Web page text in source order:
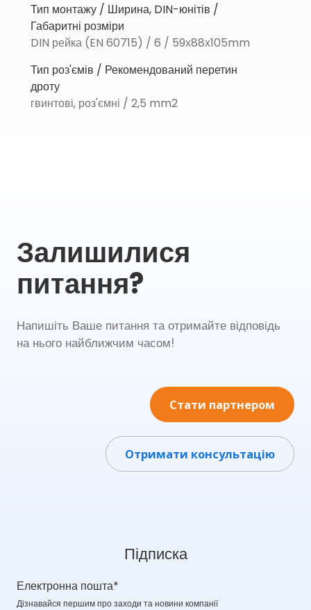
Тип монтажу / Ширина, DIN-юнітів /
Габаритні розміри
DIN рейка (EN 60715) / 6 / 59х88х105mm
Тип роз'ємів / Рекомендований перетин
дроту
гвинтові, роз'ємні / 2,5 mm2
Залишилися
питання?
Напишіть Ваше питання та отримайте відповідь
на нього найближчим часом!
Стати партнером
Отримати консультацію
Підписка
Електронна пошта*
Дізнавайся першим про заходи та новини компанії